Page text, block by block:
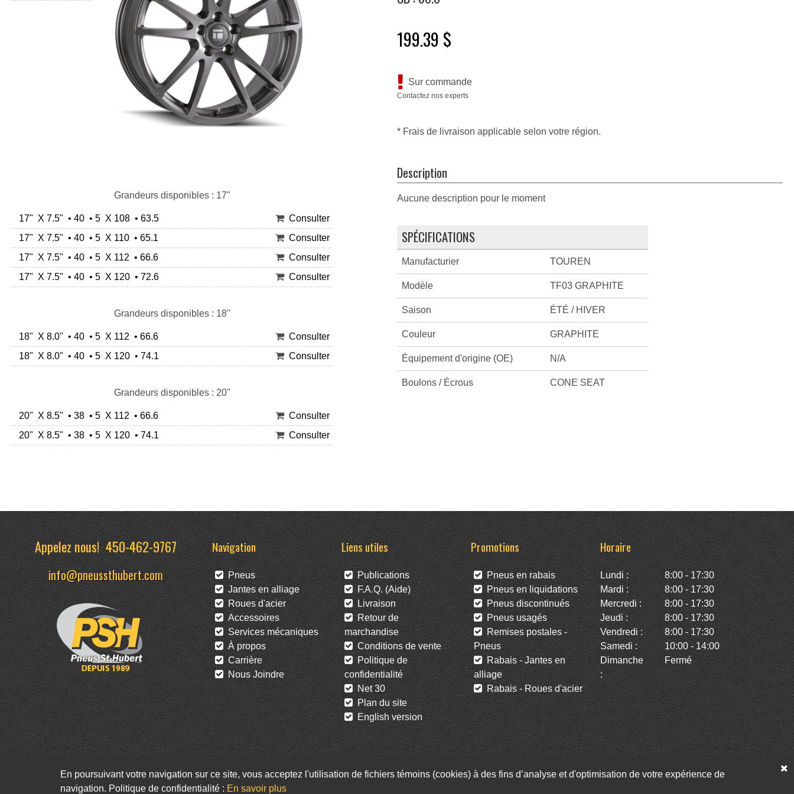
Grandeurs disponibles : 17"
17" X 7.5" • 40 • 5 X 108 • 63.5
Consulter
17" X 7.5" • 40 • 5 X 110 • 65.1
Consulter
17" X 7.5" • 40 • 5 X 112 • 66.6
Consulter
17" X 7.5" • 40 • 5 X 120 • 72.6
Consulter
Grandeurs disponibles : 18"
18" X 8.0" • 40 • 5 X 112 • 66.6
Consulter
18" X 8.0" • 40 • 5 X 120 • 74.1
Consulter
Grandeurs disponibles : 20"
20" X 8.5" • 38 • 5 X 112 • 66.6
Consulter
20" X 8.5" • 38 • 5 X 120 • 74.1
Consulter
199.39 $
Sur commande
Contactez nos experts
* Frais de livraison applicable selon votre région.
Description
Aucune description pour le moment
SPÉCIFICATIONS
Manufacturier TOUREN
Modèle TF03 GRAPHITE
Saison ÉTÉ / HIVER
Couleur GRAPHITE
Équipement d'origine (OE) N/A
Boulons / Écrous CONE SEAT
Appelez nous!450-462-9767
info@pneussthubert.com
Navigation
Pneus
Jantes en alliage
Roues d'acier
Accessoires
Services mécaniques
À propos
Carrière
Nous Joindre
Liens utiles
Publications
F.A.Q. (Aide)
Livraison
Retour de
marchandise
Conditions de vente
Politique de
confidentialité
Net 30
Plan du site
English version
Promotions
Pneus en rabais
Pneus en liquidations
Pneus discontinués
Pneus usagés
Remises postales -
Pneus
Rabais - Jantes en
alliage
Rabais - Roues d'acier
Horaire
Lundi :
8:00 - 17:30
Mardi :
8:00 - 17:30
Mercredi :
8:00 - 17:30
Jeudi :
8:00 - 17:30
Vendredi :
8:00 - 17:30
Samedi :
10:00 - 14:00
Dimanche
:
Fermé
Facebook Twitter Infolettre
En poursuivant votre navigation sur ce site, vous acceptez l'utilisation de fichiers témoins (cookies) à des fins d’analyse et d'optimisation de votre expérience de
navigation. Politique de confidentialité : En savoir plus